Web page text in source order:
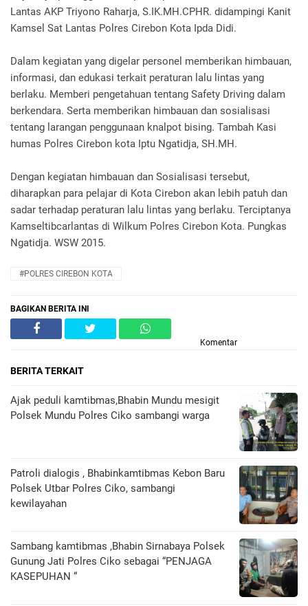
Lantas AKP Triyono Raharja, S.IK.MH.CPHR. didampingi Kanit
Kamsel Sat Lantas Polres Cirebon Kota Ipda Didi.
Dalam kegiatan yang digelar personel memberikan himbauan,
informasi, dan edukasi terkait peraturan lalu lintas yang
berlaku. Memberi pengetahuan tentang Safety Driving dalam
berkendara. Serta memberikan himbauan dan sosialisasi
tentang larangan penggunaan knalpot bising. Tambah Kasi
humas Polres Cirebon kota Iptu Ngatidja, SH.MH.
Dengan kegiatan himbauan dan Sosialisasi tersebut,
diharapkan para pelajar di Kota Cirebon akan lebih patuh dan
sadar terhadap peraturan lalu lintas yang berlaku. Terciptanya
Kamseltibcarlantas di Wilkum Polres Cirebon Kota. Pungkas
Ngatidja. WSW 2015.
#POLRES CIREBON KOTA
BAGIKAN BERITA INI
Komentar
BERITA TERKAIT
Ajak peduli kamtibmas,Bhabin Mundu mesigit
Polsek Mundu Polres Ciko sambangi warga
Patroli dialogis , Bhabinkamtibmas Kebon Baru
Polsek Utbar Polres Ciko, sambangi
kewilayahan
Sambang kamtibmas ,Bhabin Sirnabaya Polsek
Gunung Jati Polres Ciko sebagai “PENJAGA
KASEPUHAN “